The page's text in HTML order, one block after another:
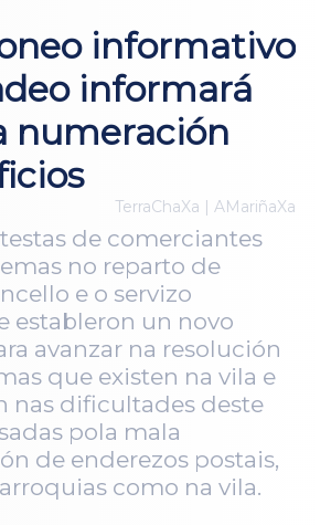
informativo
informará
numeración
TerraChaXa | AMariñaXa
de comerciantes
no reparto de
e o servizo
estableron un novo
avanzar na resolución
que existen na vila e
nas dificultades deste
pola mala
de enderezos postais,
como na vila.